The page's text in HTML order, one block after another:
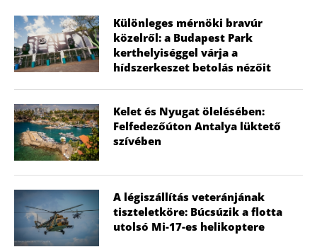
Különleges mérnöki bravúr
közelről: a Budapest Park
kerthelyiséggel várja a
hídszerkeszet betolás nézőit
Kelet és Nyugat ölelésében:
Felfedezőúton Antalya lüktető
szívében
A légiszállítás veteránjának
tiszteletköre: Búcsúzik a flotta
utolsó Mi-17-es helikoptere